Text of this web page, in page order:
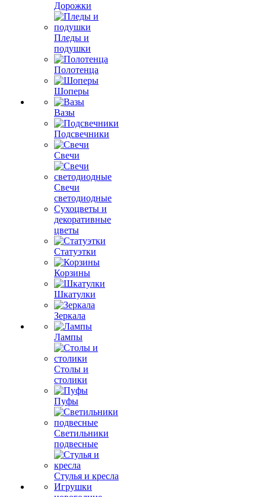
Дорожки
Пледы и
подушки
Полотенца
Шоперы
Вазы
Подсвечники
Свечи
Свечи
светодиодные
Сухоцветы и
декоративные
цветы
Статуэтки
Корзины
Шкатулки
Зеркала
Лампы
Столы и
столики
Пуфы
Светильники
подвесные
Стулья и кресла
Игрушки